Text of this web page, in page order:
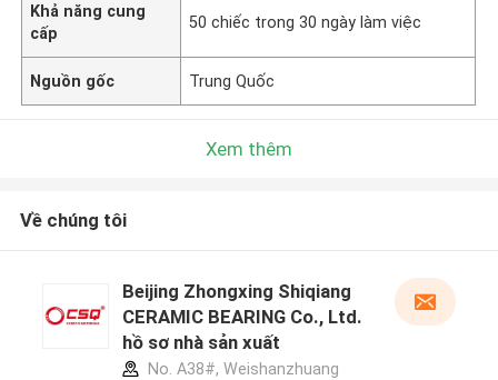
Khả năng cung
cấp
50 chiếc trong 30 ngày làm việc
Nguồn gốc Trung Quốc
Xem thêm
Về chúng tôi
Beijing Zhongxing Shiqiang
CERAMIC BEARING Co., Ltd.
hồ sơ nhà sản xuất
No. A38#, Weishanzhuang